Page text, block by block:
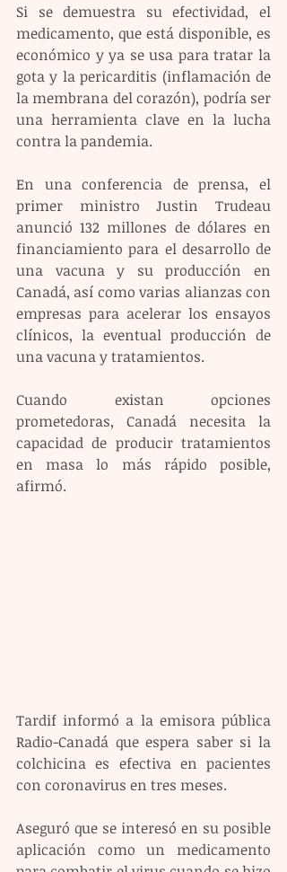
Si se demuestra su efectividad, el
medicamento, que está disponible, es
económico y ya se usa para tratar la
gota y la pericarditis (inflamación de
la membrana del corazón), podría ser
una herramienta clave en la lucha
contra la pandemia.
En una conferencia de prensa, el
primer ministro Justin Trudeau
anunció 132 millones de dólares en
financiamiento para el desarrollo de
una vacuna y su producción en
Canadá, así como varias alianzas con
empresas para acelerar los ensayos
clínicos, la eventual producción de
una vacuna y tratamientos.
Cuando existan opciones
prometedoras, Canadá necesita la
capacidad de producir tratamientos
en masa lo más rápido posible,
afirmó.
Tardif informó a la emisora pública
Radio-Canadá que espera saber si la
colchicina es efectiva en pacientes
con coronavirus en tres meses.
Aseguró que se interesó en su posible
aplicación como un medicamento